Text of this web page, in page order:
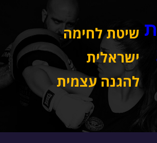
שיטת לחימה
ישראלית
להגנה עצמית